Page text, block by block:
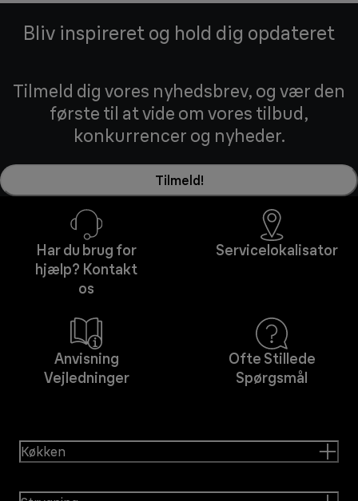
Bliv inspireret og hold dig opdateret
Tilmeld dig vores nyhedsbrev, og vær den
første til at vide om vores tilbud,
konkurrencer og nyheder.
Tilmeld!
Har du brug for
hjælp? Kontakt
os
Servicelokalisator
Anvisning
Vejledninger
Ofte Stillede
Spørgsmål
Køkken